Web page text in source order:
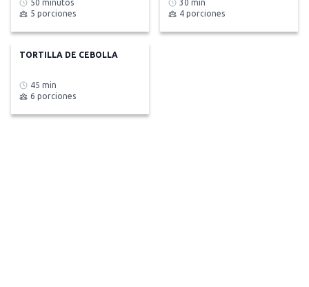
50 minutos
5 porciones
30 min
4 porciones
TORTILLA DE CEBOLLA
45 min
6 porciones